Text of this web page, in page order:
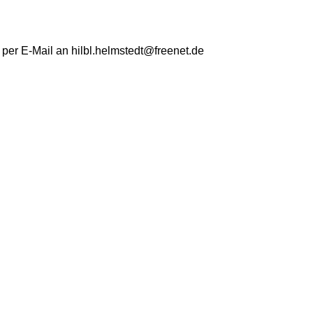
E-Mail an hilbl.helmstedt@freenet.de